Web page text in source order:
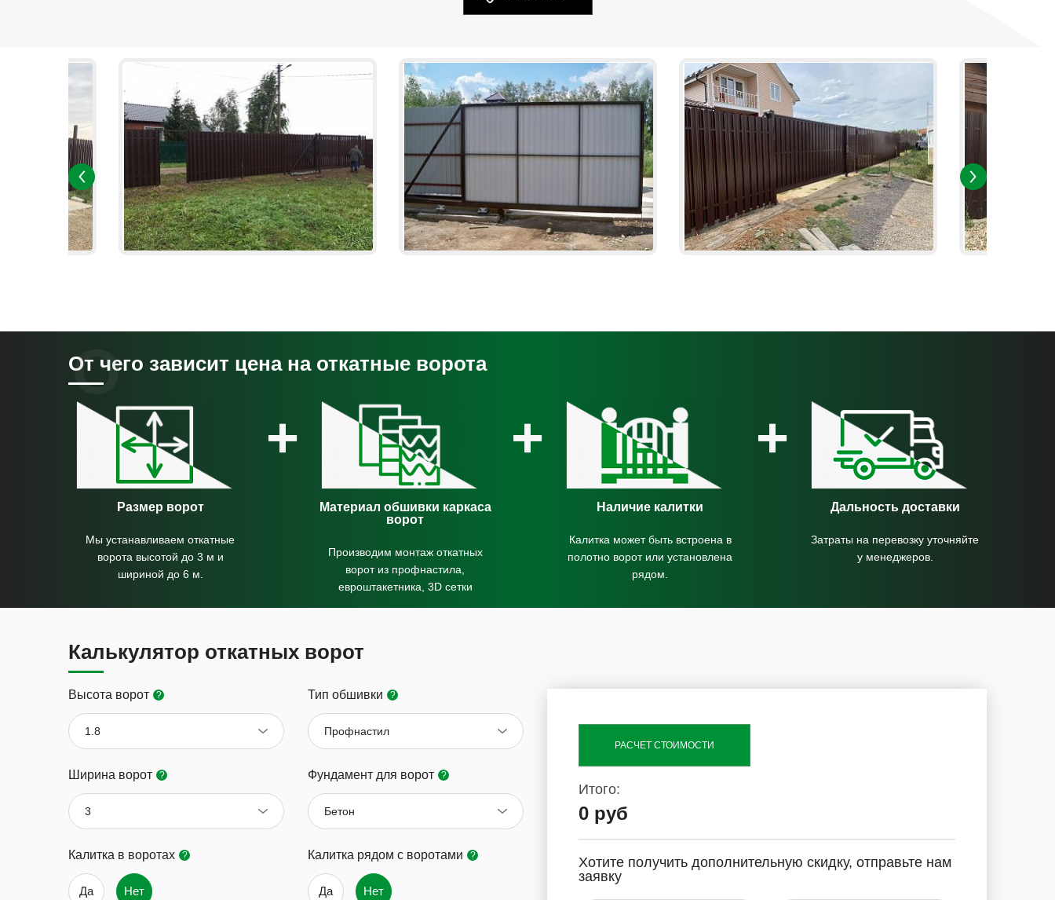
От чего зависит цена на откатные ворота
Размер ворот
Мы устанавливаем откатные
ворота высотой до 3 м и
шириной до 6 м.
+
Материал обшивки каркаса
ворот
Производим монтаж откатных
ворот из профнастила,
евроштакетника, 3D сетки
+
Наличие калитки
Калитка может быть встроена в
полотно ворот или установлена
рядом.
+
Дальность доставки
Затраты на перевозку уточняйте
у менеджеров.
Калькулятор откатных ворот
Высота ворот ?
1.8
Тип обшивки ?
Профнастил
Ширина ворот ?
3
Фундамент для ворот ?
Бетон
Калитка в воротах ?
Да Нет
Калитка рядом с воротами ?
Да Нет
РАСЧЕТ СТОИМОСТИ
Итого:
0 руб
Хотите получить дополнительную скидку, отправьте нам
заявку